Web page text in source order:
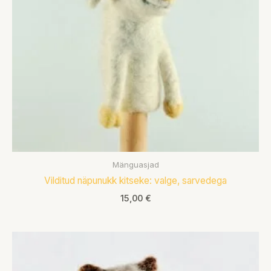
Mänguasjad
Vilditud näpunukk kitseke: valge, sarvedega
15,00 €